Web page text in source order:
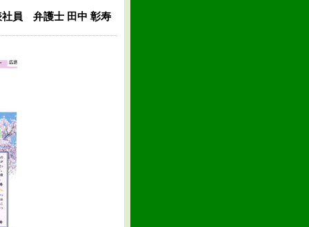
社員 弁護士 田中 彰寿